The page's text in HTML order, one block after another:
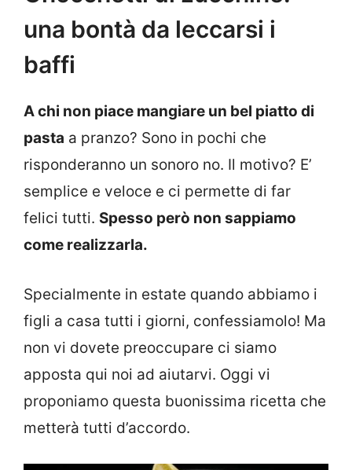
una bontà da leccarsi i
baffi
A chi non piace mangiare un bel piatto di
pasta a pranzo? Sono in pochi che
risponderanno un sonoro no. Il motivo? E’
semplice e veloce e ci permette di far
felici tutti. Spesso però non sappiamo
come realizzarla.
Specialmente in estate quando abbiamo i
figli a casa tutti i giorni, confessiamolo! Ma
non vi dovete preoccupare ci siamo
apposta qui noi ad aiutarvi. Oggi vi
proponiamo questa buonissima ricetta che
metterà tutti d’accordo.